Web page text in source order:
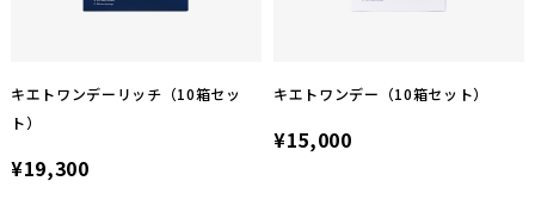
キエトワンデーリッチ（10箱セッ
ト）
¥19,300
キエトワンデー（10箱セット）
¥15,000